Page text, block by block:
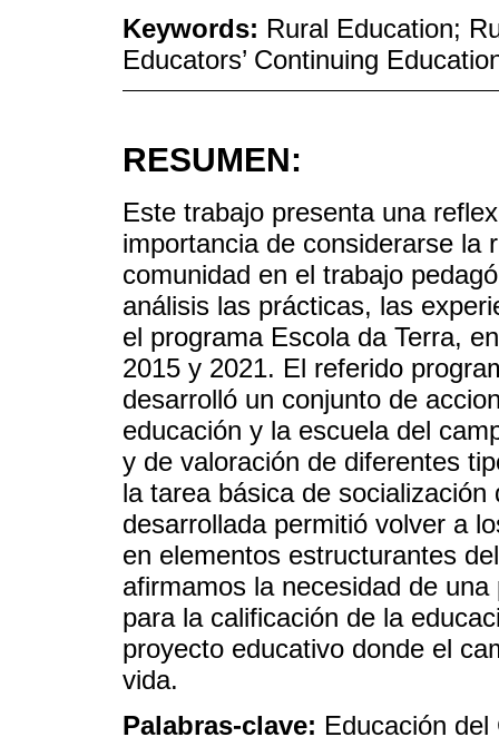
Keywords: Rural Education;
Educators’ Continuing
RESUMEN:
Este trabajo presenta una
importancia de considerarse la
comunidad en el trabajo
análisis las prácticas, las
el programa Escola da Terra,
2015 y 2021. El referido
desarrolló un conjunto de
educación y la escuela del
y de valoración de diferentes
la tarea básica de
desarrollada permitió volver a
en elementos estructurantes
afirmamos la necesidad de
para la calificación de la
proyecto educativo donde el
vida.
Palabras-clave: Educación